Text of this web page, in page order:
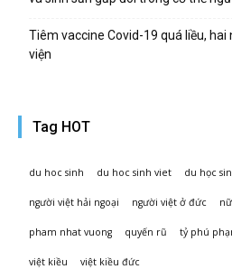
Tiêm vaccine Covid-19 quá liều,
viện
Tag HOT
du hoc sinh du hoc sinh viet du học
người việt hải ngoại người việt ở đức
pham nhat vuong quyến rũ tỷ phú
việt kiều việt kiều đức